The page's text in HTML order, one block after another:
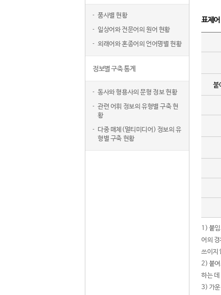
품사별 현황
일상어와 전문어의 원어 현황
외래어와 혼종어의 언어명별 현황
정보별 구축 통계
동사와 형용사의 문형 정보 현황
관련 어휘 정보의 유형별 구축 현
황
다중 매체(멀티미디어) 정보의 유
형별 구축 현황
표제
붙
1) 붙
어의
쓰이지
2) 붙여
하는
3) 가운